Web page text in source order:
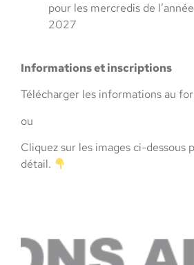
pour les mercredis de
2027
Informations et inscriptions
Télécharger les informations au
ou
Cliquez sur les images ci-dessous
détail.